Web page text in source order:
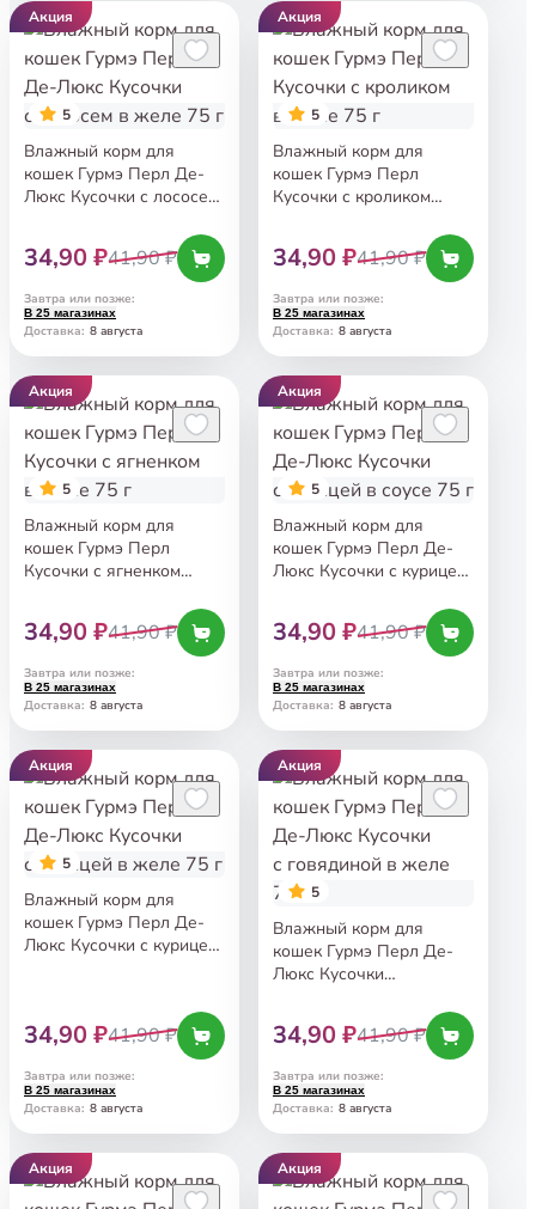
Акция
5
Влажный корм для
кошек Гурмэ Перл Де-
Люкс Кусочки с лососем
34,90 ₽41,90 ₽
Завтра или позже:
В 25 магазинах
Доставка: 8 августа
Акция
5
Влажный корм для
кошек Гурмэ Перл
Кусочки с кроликом
34,90 ₽41,90 ₽
Завтра или позже:
В 25 магазинах
Доставка: 8 августа
Акция
5
Влажный корм для
кошек Гурмэ Перл
Кусочки с ягненком
34,90 ₽41,90 ₽
Завтра или позже:
В 25 магазинах
Доставка: 8 августа
Акция
5
Влажный корм для
кошек Гурмэ Перл Де-
Люкс Кусочки с курицей
34,90 ₽41,90 ₽
Завтра или позже:
В 25 магазинах
Доставка: 8 августа
Акция
5
Влажный корм для
кошек Гурмэ Перл Де-
Люкс Кусочки с курицей
34,90 ₽41,90 ₽
Завтра или позже:
В 25 магазинах
Доставка: 8 августа
Акция
5
Влажный корм для
кошек Гурмэ Перл Де-
Люкс Кусочки
34,90 ₽41,90 ₽
Завтра или позже:
В 25 магазинах
Доставка: 8 августа
Акция Акция